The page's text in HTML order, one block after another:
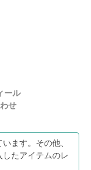
ール
せ
ます。その他、
たアイテムのレ